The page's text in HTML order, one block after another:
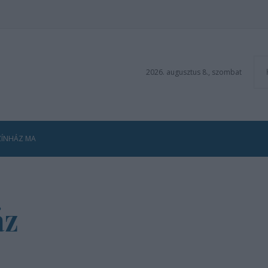
2026. augusztus 8., szombat
MA